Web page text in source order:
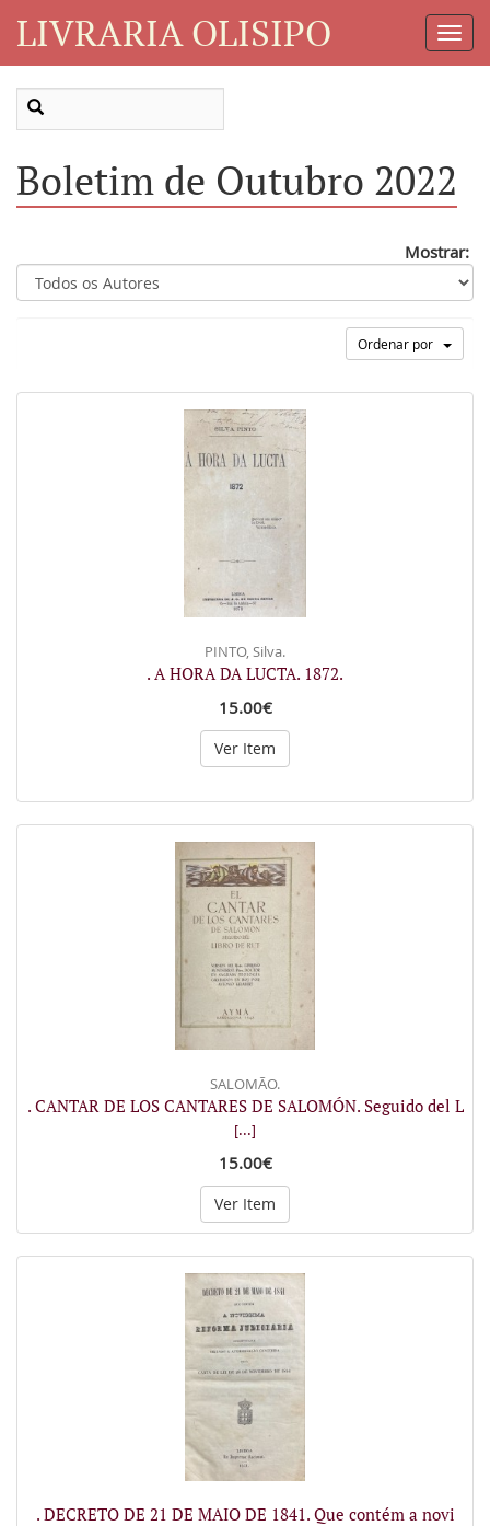
LIVRARIA OLISIPO
Boletim de Outubro 2022
Mostrar:
Ordenar por
PINTO, Silva.
. A HORA DA LUCTA. 1872.
15.00€
Ver Item
SALOMÃO.
. CANTAR DE LOS CANTARES DE SALOMÓN. Seguido del L
[...]
15.00€
Ver Item
. DECRETO DE 21 DE MAIO DE 1841. Que contém a novi